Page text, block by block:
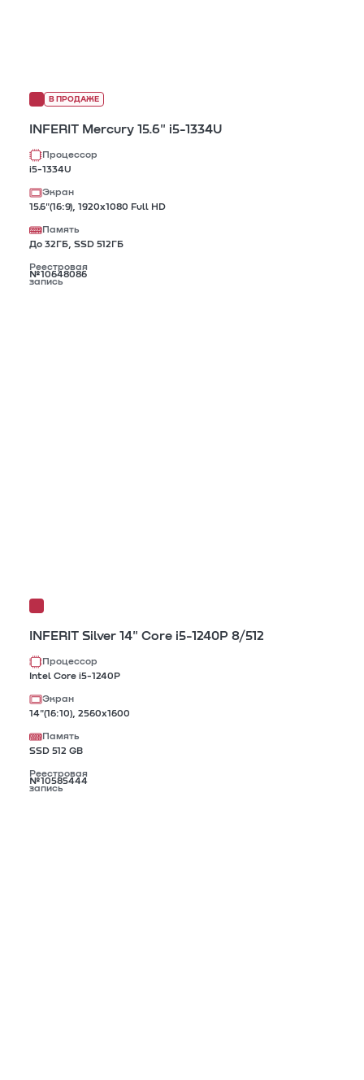
В ПРОДАЖЕ
INFERIT Mercury 15.6" i5-1334U
Процессор
i5-1334U
Экран
15.6"(16:9), 1920х1080 Full HD
Память
До 32ГБ, SSD 512ГБ
Реестровая
запись
№10648086
INFERIT Silver 14" Core i5-1240P 8/512
Процессор
Intel Core i5-1240Р
Экран
14"(16:10), 2560x1600
Память
SSD 512 GB
Реестровая
запись
№10585444